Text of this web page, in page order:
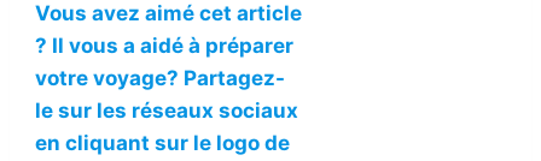
Vous avez aimé cet article
? Il vous a aidé à préparer
votre voyage? Partagez-
le sur les réseaux sociaux
en cliquant sur le logo de